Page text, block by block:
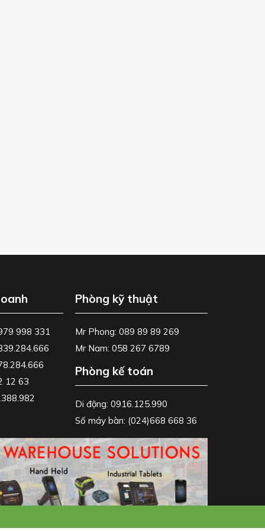
998 331
12 63
Phòng kỹ thuật
Mr Phong: 089 89 89 269
Mr Nam: 058 267 6789
Phòng kế toán
Di động: 0916.125.990
Số máy bàn: (024)668 668 36